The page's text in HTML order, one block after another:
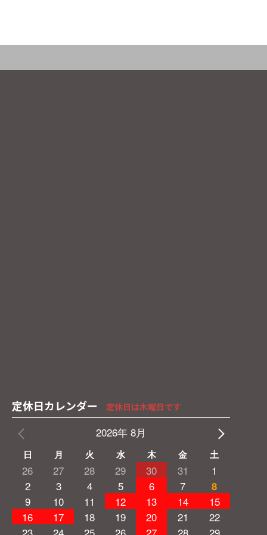
定休日カレンダー 定休日は木曜日です
2026年 8月
日 月 火 水 木 金 土
26 27 28 29 30 31
1
2
3 4 5 6 7 8
9 10 11 12 13 14
15
16
17 18 19 20 21
22